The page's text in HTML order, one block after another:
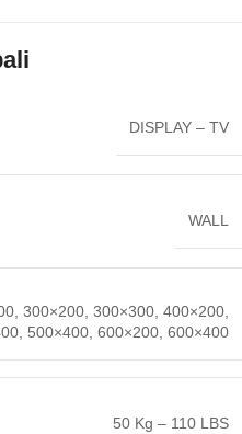
DISPLAY – TV
WALL
300×200, 300×300, 400×200,
500×400, 600×200, 600×400
50 Kg – 110 LBS